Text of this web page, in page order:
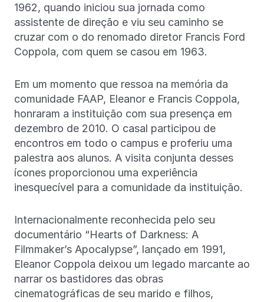
1962, quando iniciou sua jornada como
assistente de direção e viu seu caminho se
cruzar com o do renomado diretor Francis Ford
Coppola, com quem se casou em 1963.
Em um momento que ressoa na memória da
comunidade FAAP, Eleanor e Francis Coppola,
honraram a instituição com sua presença em
dezembro de 2010. O casal participou de
encontros em todo o campus e proferiu uma
palestra aos alunos. A visita conjunta desses
ícones proporcionou uma experiência
inesquecível para a comunidade da instituição.
Internacionalmente reconhecida pelo seu
documentário “Hearts of Darkness: A
Filmmaker’s Apocalypse”, lançado em 1991,
Eleanor Coppola deixou um legado marcante ao
narrar os bastidores das obras
cinematográficas de seu marido e filhos,